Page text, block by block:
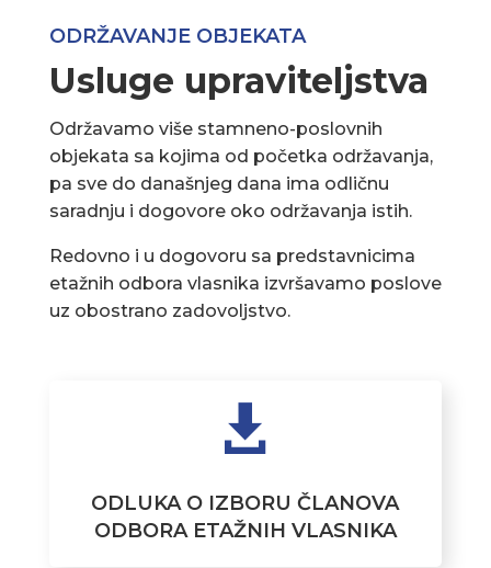
ODRŽAVANJE OBJEKATA
Usluge upraviteljstva
Održavamo više stamneno-poslovnih
objekata sa kojima od početka održavanja,
pa sve do današnjeg dana ima odličnu
saradnju i dogovore oko održavanja istih.
Redovno i u dogovoru sa predstavnicima
etažnih odbora vlasnika izvršavamo poslove
uz obostrano zadovoljstvo.

ODLUKA O IZBORU ČLANOVA
ODBORA ETAŽNIH VLASNIKA